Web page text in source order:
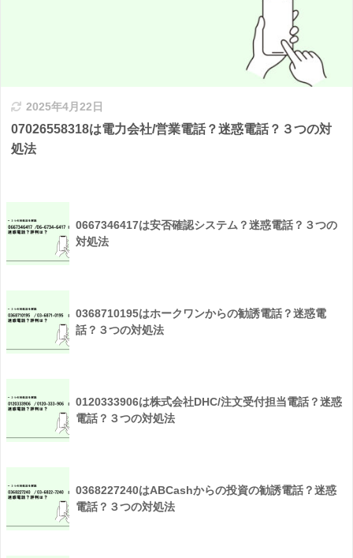
2025年4月22日
07026558318は電力会社/営業電話？迷惑電話？３つの対
処法
0667346417は安否確認システム？迷惑電話？３つの
対処法
0368710195はホークワンからの勧誘電話？迷惑電
話？３つの対処法
0120333906は株式会社DHC/注文受付担当電話？迷惑
電話？３つの対処法
0368227240はABCashからの投資の勧誘電話？迷惑
電話？３つの対処法